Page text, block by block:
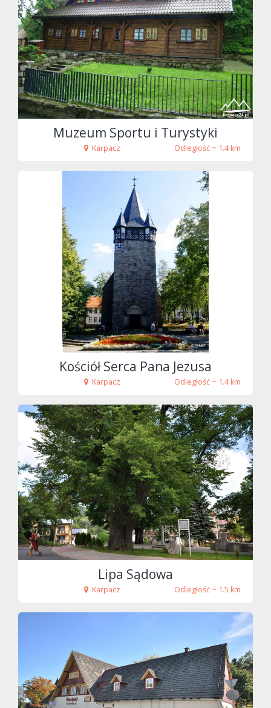
fot. tenet
Muzeum Sportu i Turystyki
Karpacz Odległość ~ 1.4 km
Kościół Serca Pana Jezusa
Karpacz Odległość ~ 1.4 km
fot. Tenet
Lipa Sądowa
Karpacz Odległość ~ 1.5 km